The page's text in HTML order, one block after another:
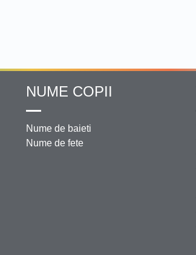
NUME COPII
Nume de baieti
Nume de fete